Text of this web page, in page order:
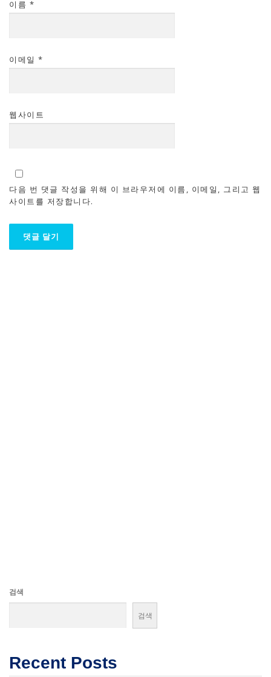
이름 *
이메일 *
웹사이트
다음 번 댓글 작성을 위해 이 브라우저에 이름, 이메일, 그리고 웹
사이트를 저장합니다.
검색
검색
Recent Posts